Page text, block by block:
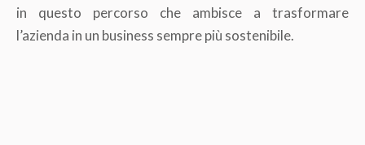
in questo percorso che ambisce a trasformare
l’azienda in un business sempre più sostenibile.